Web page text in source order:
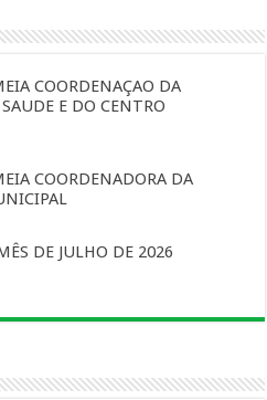
COORDENAÇAO DA
E DO CENTRO
COORDENADORA DA
DE JULHO DE 2026